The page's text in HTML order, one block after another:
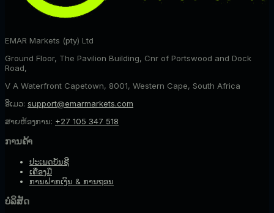
EMAR Markets (pty) Ltd
Ground Floor, The Pavilion Building, Cnr of Portswood and Dock
Road,
V A Waterfront Capetown, 8001, Western Cape, South Africa
ອີເມວ: support@emarmarkets.com
ສາຍຫ້ອງການ: +27 105 347 518
ການຄ້າ
ປະເພດບັນຊີ
ເຄື່ອງມື
ການຝາກເງິນ & ການຖອນ
ບໍລິສັດ